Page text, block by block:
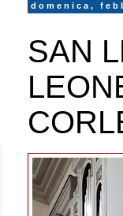
domenica,
SAN